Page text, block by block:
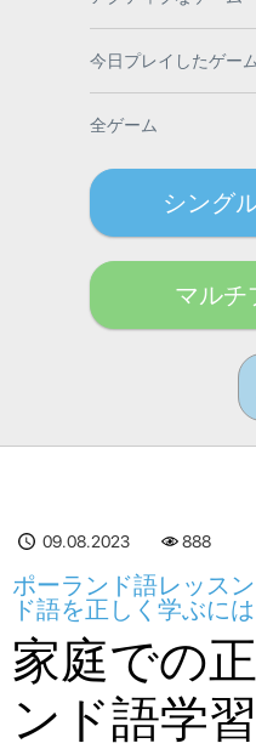
今日プレイしたゲーム
全ゲーム
シング
マルチ
09.08.2023 888
ポーランド語レッス
ド語を正しく学ぶには
家庭での
ンド語学